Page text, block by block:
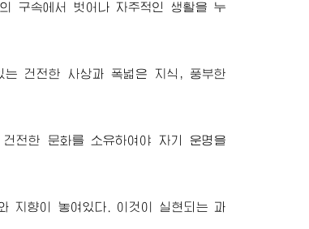
구속에서 벗어나 자주적인 생활을 누
는 건전한 사상과 폭넓은 지식, 풍부한
전한 문화를 소유하여야 자기 운명을
지향이 놓여있다. 이것이 실현되는 과